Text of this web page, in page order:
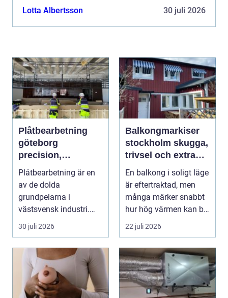
etablerat sig som en tidl...
Lotta Albertsson 30 juli 2026
Plåtbearbetning
göteborg
precision,
hållbarhet och
smarta lösningar
Plåtbearbetning är en
av de dolda
grundpelarna i
västsvensk industri.
Allt från marina
30 juli 2026
Balkongmarkiser
stockholm skugga,
trivsel och extra
rum utomhus
En balkong i soligt läge
är eftertraktad, men
många märker snabbt
hur hög värmen kan bli
under somma...
22 juli 2026